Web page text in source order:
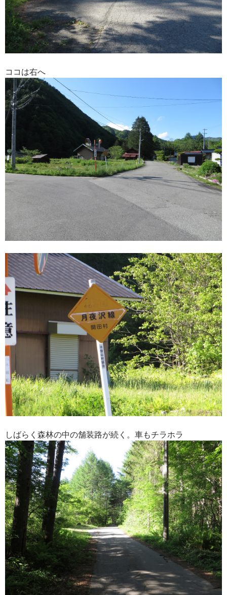
ココは右へ
しばらく森林の中の舗装路が続く。車もチラホラ